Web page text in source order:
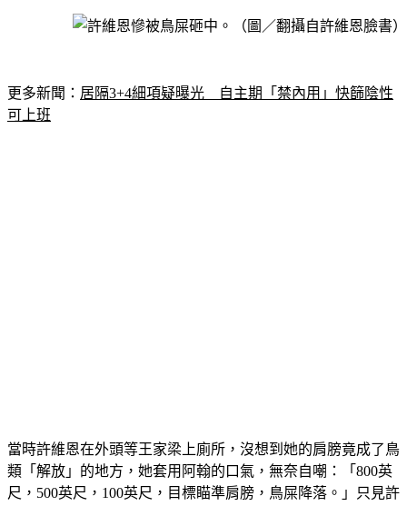
更多新聞： 居隔3+4細項疑曝光　自主期「禁內用」快篩陰性
可上班
當時許維恩在外頭等王家梁上廁所，沒想到她的肩膀竟成了鳥
類「解放」的地方，她套用阿翰的口氣，無奈自嘲：「800英
尺，500英尺，100英尺，目標瞄準肩膀，鳥屎降落。」只見許